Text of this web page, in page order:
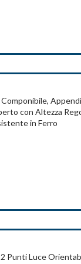
interno
Scopri l'offerta
con Altezza
in Ferro
e i bastoni
e tutti gli
Punti Luce